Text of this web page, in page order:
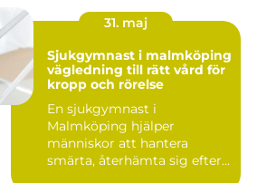
31. maj
Sjukgymnast i malmköping
vägledning till rätt vård för
kropp och rörelse
En sjukgymnast i
Malmköping hjälper
människor att hantera
smärta, återhämta sig efter